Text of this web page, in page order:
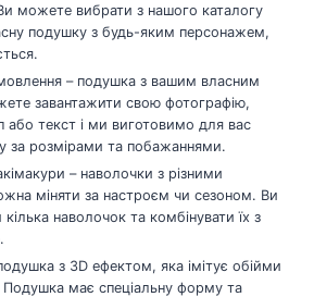
можете вибрати з нашого каталогу
подушку з будь-яким персонажем,
– подушка з вашим власним
завантажити свою фотографію,
або текст і ми виготовимо для вас
за розмірами та побажаннями.
– наволочки з різними
міняти за настроєм чи сезоном. Ви
наволочок та комбінувати їх з
з 3D ефектом, яка імітує обійми
має спеціальну форму та